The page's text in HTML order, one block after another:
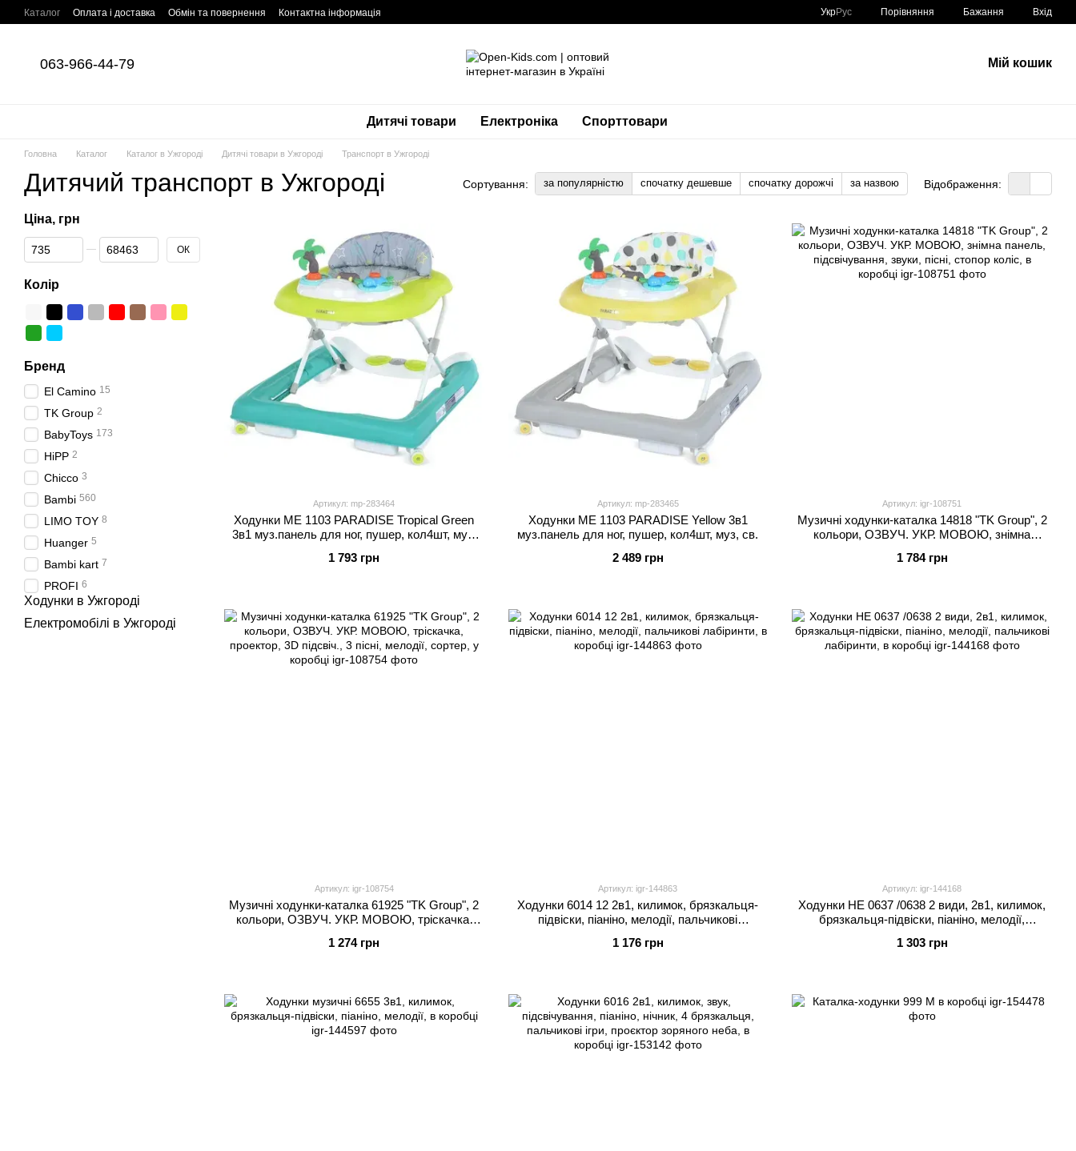
Перейти до основного контенту
Каталог Оплата і доставка Обмін та повернення Контактна інформація УкрРус Порівняння Бажання Вхід
063-966-44-79 Мій кошик
Дитячі товари Електроніка Спорттовари
Головна Каталог Каталог в Ужгороді Дитячі товари в Ужгороді Транспорт в Ужгороді
Дитячий транспорт в Ужгороді Сортування: за популярністю спочатку дешевше спочатку дорожчі за назвою Відображення:
Артикул: mp-283464
Ходунки ME 1103 PARADISE Tropical Green
3в1 муз.панель для ног, пушер, кол4шт, муз,
1 793 грн
Артикул: mp-283465
Ходунки ME 1103 PARADISE Yellow 3в1
муз.панель для ног, пушер, кол4шт, муз, св.
2 489 грн
Артикул: igr-108751
Музичні ходунки-каталка 14818 "TK Group", 2
кольори, ОЗВУЧ. УКР. МОВОЮ, знімна
коліс, в коробці
1 784 грн
Артикул: igr-108754
Музичні ходунки-каталка 61925 "TK Group", 2
кольори, ОЗВУЧ. УКР. МОВОЮ, тріскачка,
коробці
1 274 грн
Артикул: igr-144863
Ходунки 6014 12 2в1, килимок, брязкальця-
підвіски, піаніно, мелодії, пальчикові
1 176 грн
Артикул: igr-144168
Ходунки HE 0637 /0638 2 види, 2в1, килимок,
брязкальця-підвіски, піаніно, мелодії,
1 303 грн
Ціна, грн
Від Ціна, грн
До Ціна, грн ОК
Колір
Бренд
El Camino 15
TK Group 2
BabyToys 173
HiPP 2
Chicco 3
Bambi 560
LIMO TOY 8
Huanger 5
Bambi kart 7
PROFI 6
Ходунки в Ужгороді
Електромобілі в Ужгороді